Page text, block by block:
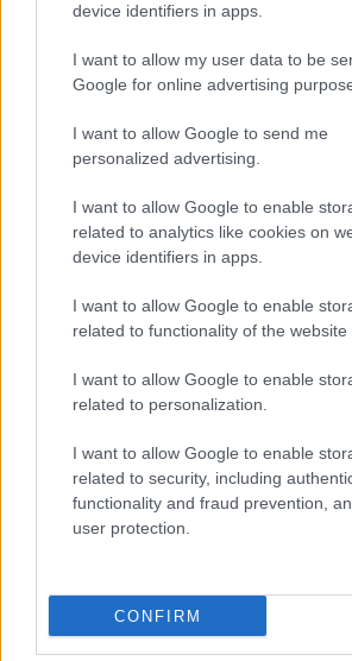
device identifiers in apps.
I want to allow my user data to be
Google for online advertising
I want to allow Google to send me
personalized advertising.
I want to allow Google to enable
related to analytics like cookies on
device identifiers in apps.
I want to allow Google to enable
related to functionality of the website
I want to allow Google to enable
related to personalization.
I want to allow Google to enable
related to security, including
functionality and fraud prevention,
user protection.
CONFIRM
BKK KM Építő Kft. Főmterv Mérnöki
Látványos építési szakasz indult be
felüljárón
A tartós nyári hőség jelentős kihívás elé
ennek ellenére folyamatosan halad az
Paks II.: Mit jelent
mérföldköve a
árnyékában?
közelében lévő
közműhálózatának